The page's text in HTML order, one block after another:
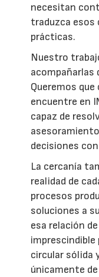
necesitan
traduzca esos
prácticas.
Nuestro
acompañarlas
Queremos
encuentre en
capaz de
decisiones
La cercanía
realidad de
procesos
soluciones a
esa relación
circular sólida
únicamente